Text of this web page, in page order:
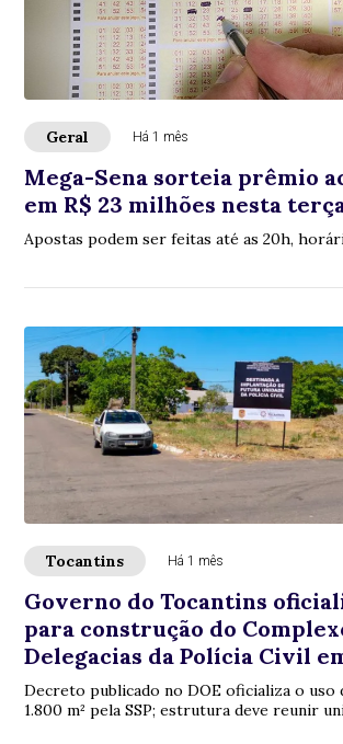
Geral Há 1 mês
Mega-Sena sorteia prêmio
em R$ 23 milhões nesta
Apostas podem ser feitas até as 20h,
Tocantins Há 1 mês
Governo do Tocantins
para construção do
Delegacias da Polícia Civil
Decreto publicado no DOE oficializa o uso
1.800 m² pela SSP; estrutura deve reunir